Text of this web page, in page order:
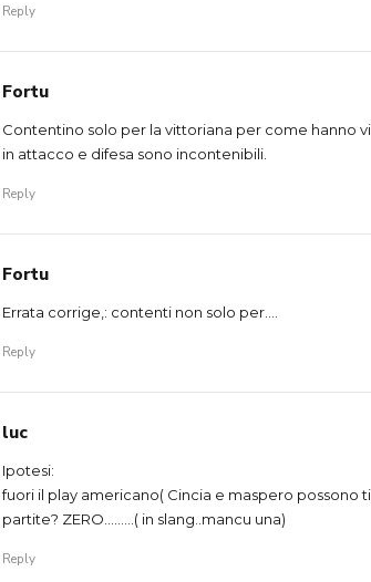
Reply
Fortu
Contentino solo per la vittoriana per come hanno
in attacco e difesa sono incontenibili.
Reply
Fortu
Errata corrige,: contenti non solo per….
Reply
luc
Ipotesi:
fuori il play americano( Cincia e maspero
partite? ZERO………( in slang..mancu una)
Reply